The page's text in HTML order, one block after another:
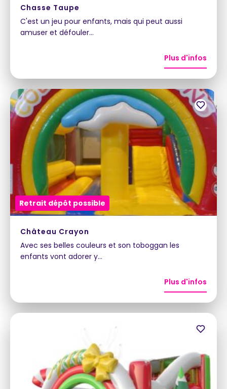
Chasse Taupe
C'est un jeu pour enfants, mais qui peut aussi
amuser et défouler…
Plus d'infos
Retrait dépôt possible
Château Crayon
Avec ses belles couleurs et son toboggan les
enfants vont adorer y…
Plus d'infos